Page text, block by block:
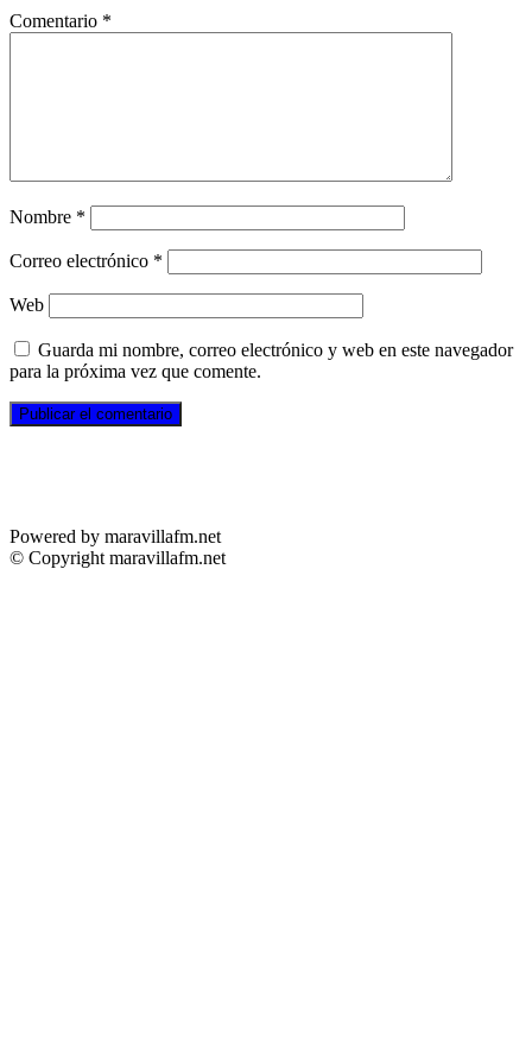
Comentario *
Nombre *
Correo electrónico *
Web
Guarda mi nombre, correo electrónico y web en este navegador
para la próxima vez que comente.
Powered by maravillafm.net
© Copyright maravillafm.net